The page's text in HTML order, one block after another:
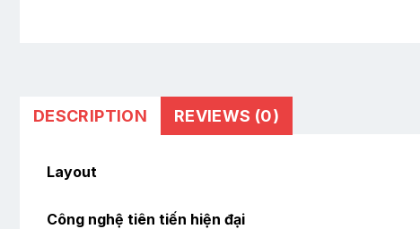
DESCRIPTION REVIEWS (0)
Layout
Công nghệ tiên tiến hiện đại